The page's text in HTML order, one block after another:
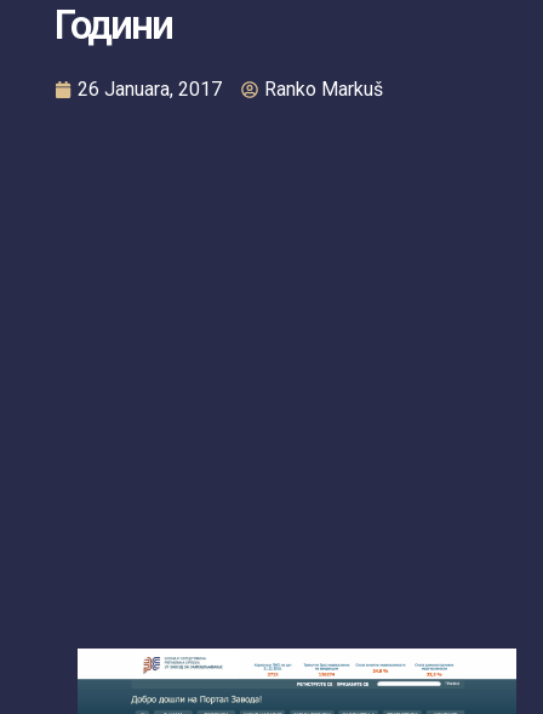
Години
26 Januara, 2017 Ranko Markuš